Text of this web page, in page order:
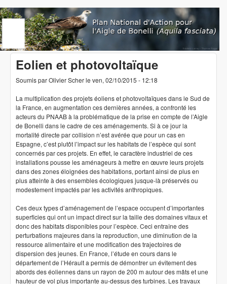
Aller au contenu principal
www.aigledebonelli.org
Eolien et photovoltaïque
Soumis parOlivier Scherle ven, 02/10/2015 - 12:18
La multiplication des projets éoliens et photovoltaïques dans le Sud de
la France, en augmentation ces dernières années, a confronté les
acteurs du PNAAB à la problématique de la prise en compte de l’Aigle
de Bonelli dans le cadre de ces aménagements. Si à ce jour la
mortalité directe par collision n’est avérée que pour un cas en
Espagne, c’est plutôt l’impact sur les habitats de l’espèce qui sont
concernés par ces projets. En effet, le caractère industriel de ces
installations pousse les aménageurs à mettre en œuvre leurs projets
dans des zones éloignées des habitations, portant ainsi de plus en
plus atteinte à des ensembles écologiques jusque-là préservés ou
modestement impactés par les activités anthropiques.
Ces deux types d’aménagement de l’espace occupent d’importantes
superficies qui ont un impact direct sur la taille des domaines vitaux et
donc des habitats disponibles pour l’espèce. Ceci entraîne des
perturbations majeures dans la reproduction, une diminution de la
ressource alimentaire et une modification des trajectoires de
dispersion des jeunes. En France, l’étude en cours dans le
département de l’Hérault a permis de démontrer un évitement des
abords des éoliennes dans un rayon de 200 m autour des mâts et une
hauteur de vol plus importante au-dessus des turbines. Les travaux